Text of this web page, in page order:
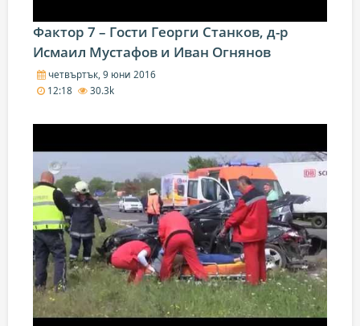
Фактор 7 – Гости Георги Станков, д-р
Исмаил Мустафов и Иван Огнянов
четвъртък, 9 юни 2016
12:18
30.3k